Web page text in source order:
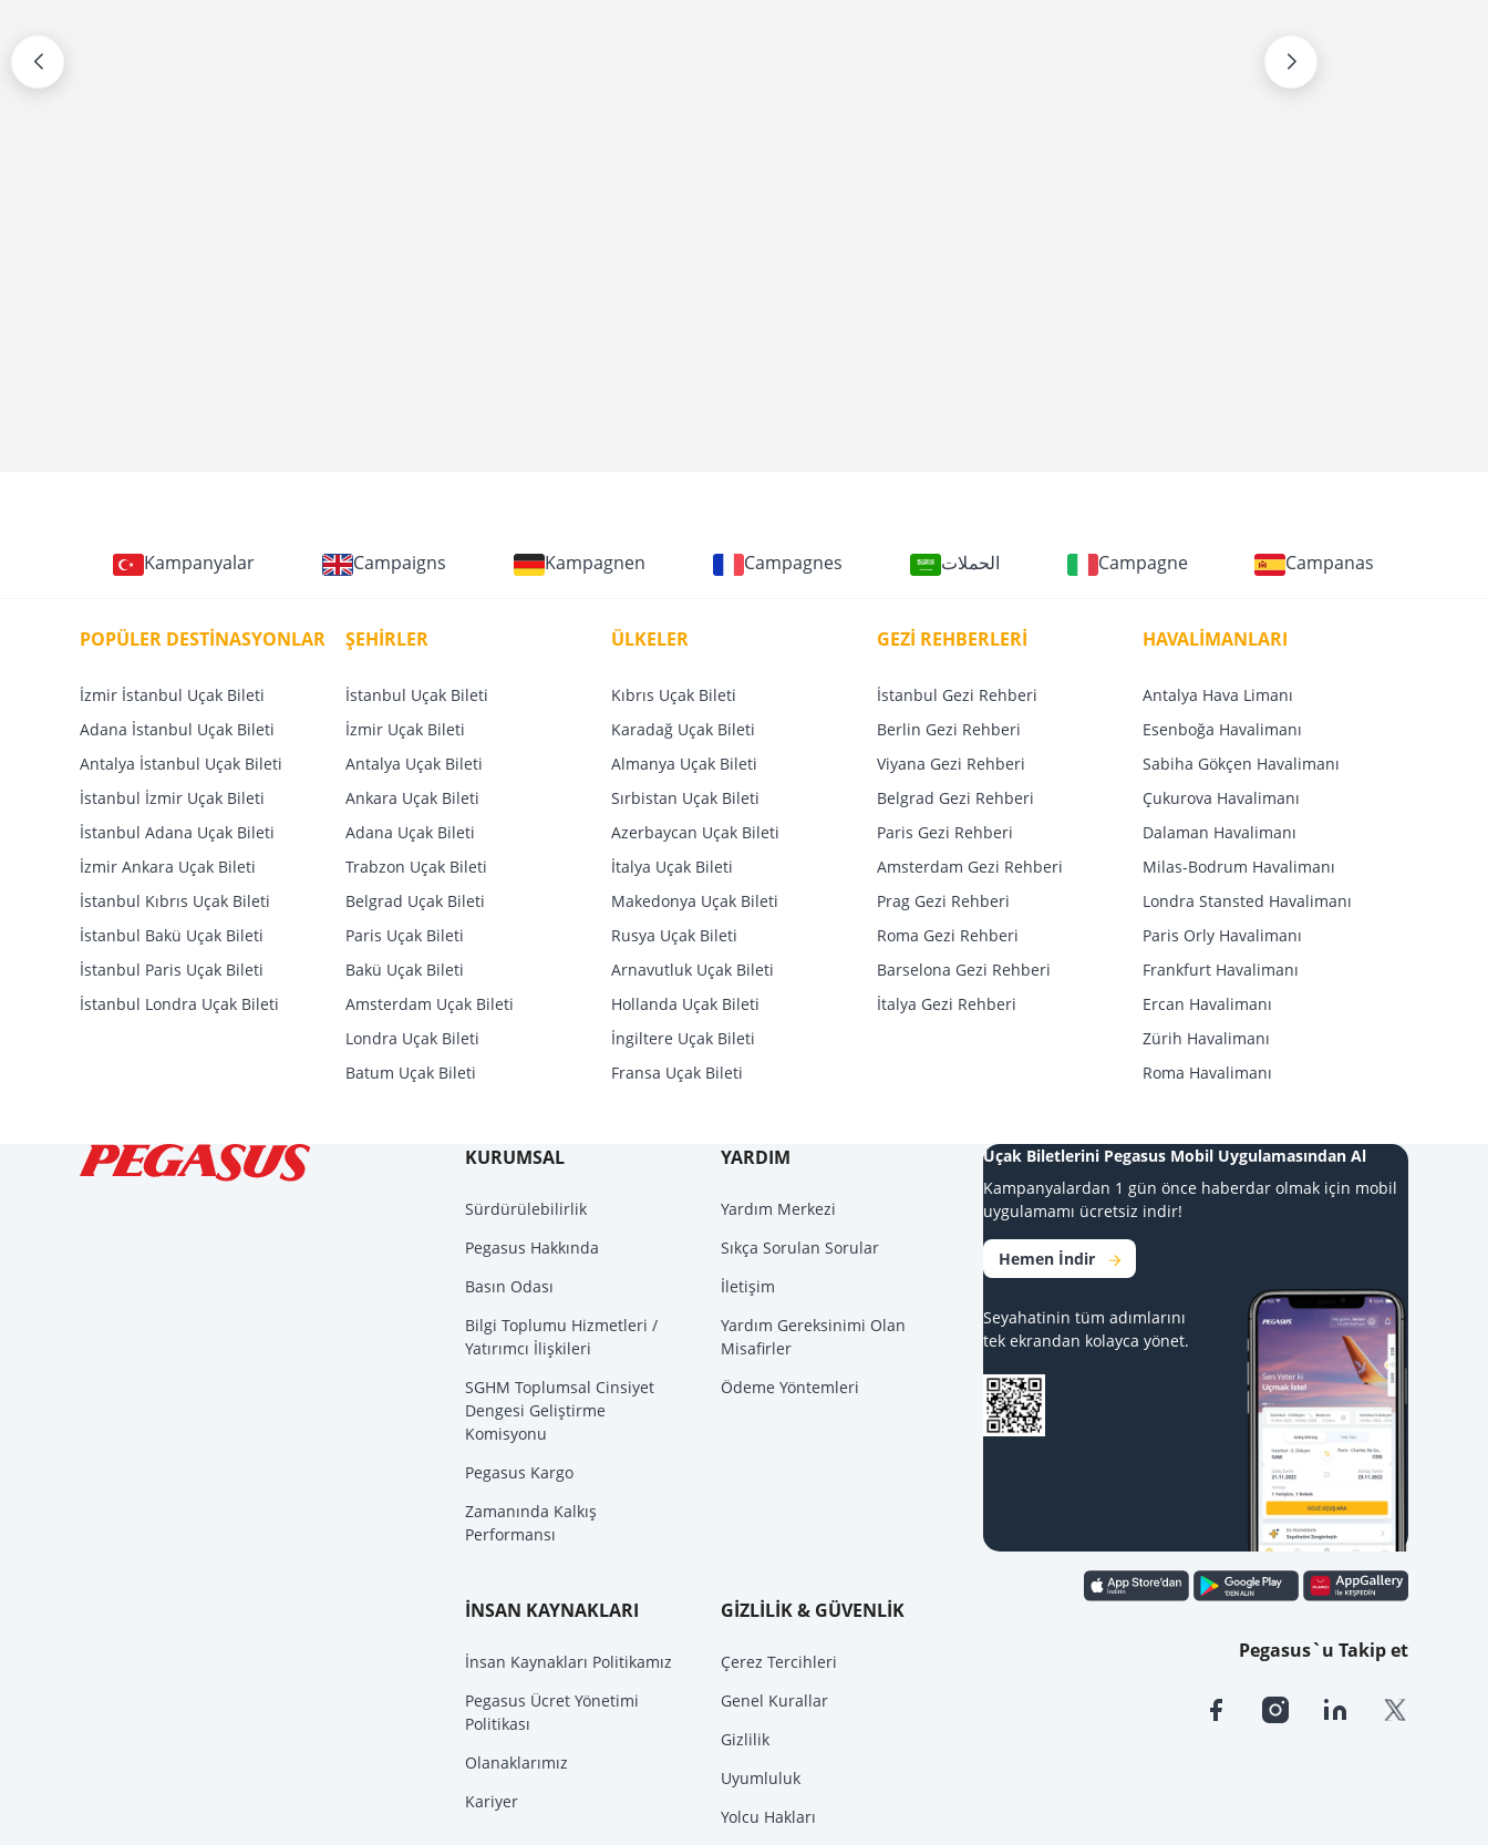
Kampanyalar Campaigns Kampagnen Campagnes الحملات Campagne Campanas
POPÜLER DESTİNASYONLAR
İzmir İstanbul Uçak Bileti
Adana İstanbul Uçak Bileti
Antalya İstanbul Uçak Bileti
İstanbul İzmir Uçak Bileti
İstanbul Adana Uçak Bileti
İzmir Ankara Uçak Bileti
İstanbul Kıbrıs Uçak Bileti
İstanbul Bakü Uçak Bileti
İstanbul Paris Uçak Bileti
İstanbul Londra Uçak Bileti
ŞEHİRLER
İstanbul Uçak Bileti
İzmir Uçak Bileti
Antalya Uçak Bileti
Ankara Uçak Bileti
Adana Uçak Bileti
Trabzon Uçak Bileti
Belgrad Uçak Bileti
Paris Uçak Bileti
Bakü Uçak Bileti
Amsterdam Uçak Bileti
Londra Uçak Bileti
Batum Uçak Bileti
ÜLKELER
Kıbrıs Uçak Bileti
Karadağ Uçak Bileti
Almanya Uçak Bileti
Sırbistan Uçak Bileti
Azerbaycan Uçak Bileti
İtalya Uçak Bileti
Makedonya Uçak Bileti
Rusya Uçak Bileti
Arnavutluk Uçak Bileti
Hollanda Uçak Bileti
İngiltere Uçak Bileti
Fransa Uçak Bileti
GEZİ REHBERLERİ
İstanbul Gezi Rehberi
Berlin Gezi Rehberi
Viyana Gezi Rehberi
Belgrad Gezi Rehberi
Paris Gezi Rehberi
Amsterdam Gezi Rehberi
Prag Gezi Rehberi
Roma Gezi Rehberi
Barselona Gezi Rehberi
İtalya Gezi Rehberi
HAVALİMANLARI
Antalya Hava Limanı
Esenboğa Havalimanı
Sabiha Gökçen Havalimanı
Çukurova Havalimanı
Dalaman Havalimanı
Milas-Bodrum Havalimanı
Londra Stansted Havalimanı
Paris Orly Havalimanı
Frankfurt Havalimanı
Ercan Havalimanı
Zürih Havalimanı
Roma Havalimanı
KURUMSAL
Sürdürülebilirlik
Pegasus Hakkında
Basın Odası
Bilgi Toplumu Hizmetleri /
Yatırımcı İlişkileri
SGHM Toplumsal Cinsiyet
Dengesi Geliştirme
Komisyonu
Pegasus Kargo
Zamanında Kalkış
Performansı
YARDIM
Yardım Merkezi
Sıkça Sorulan Sorular
İletişim
Yardım Gereksinimi Olan
Misafirler
Ödeme Yöntemleri
İNSAN KAYNAKLARI
İnsan Kaynakları Politikamız
Pegasus Ücret Yönetimi
Politikası
Olanaklarımız
Kariyer
GİZLİLİK & GÜVENLİK
Çerez Tercihleri
Genel Kurallar
Gizlilik
Uyumluluk
Yolcu Hakları
Uçak Biletlerini Pegasus Mobil Uygulamasından Al
Kampanyalardan 1 gün önce haberdar olmak için mobil
uygulamamı ücretsiz indir!
Hemen İndir
Seyahatinin tüm adımlarını
tek ekrandan kolayca yönet.
Pegasus`u Takip et